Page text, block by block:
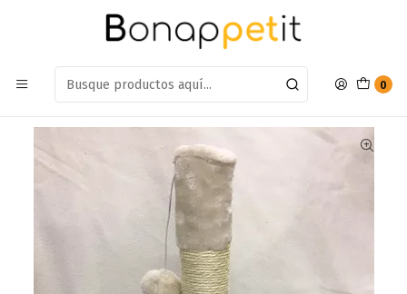
0
Estamos en: Antumalal 612, Quilicura Míranos en Maps
Rascador Para Gatos Base de Pata